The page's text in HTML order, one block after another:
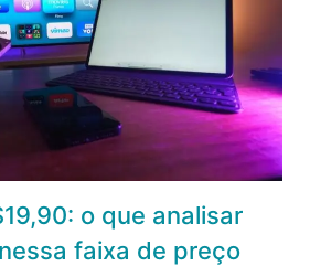
o que analisar
faixa de preço